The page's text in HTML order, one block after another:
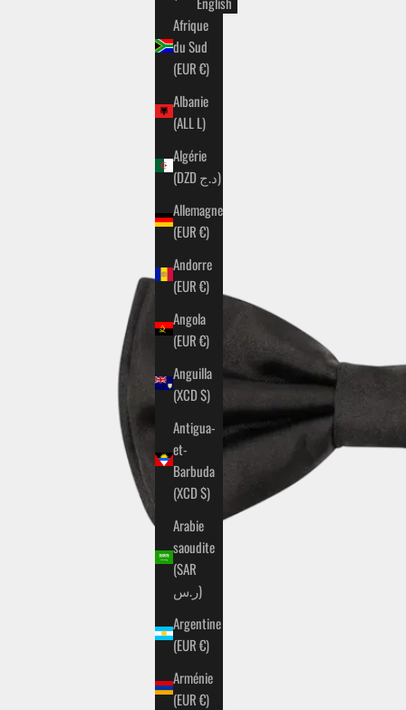
Afrique
du Sud
(EUR €)
Albanie
(ALL L)
Algérie
(DZD د.ج)
Allemagne
(EUR €)
Andorre
(EUR €)
Angola
(EUR €)
Anguilla
(XCD $)
Antigua-
et-
Barbuda
(XCD $)
Arabie
saoudite
(SAR
ر.س)
Argentine
(EUR €)
Arménie
(EUR €)